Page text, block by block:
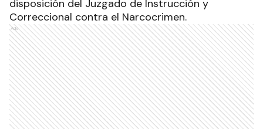
disposición del Juzgado de Instrucción y
Correccional contra el Narcocrimen.
Ads